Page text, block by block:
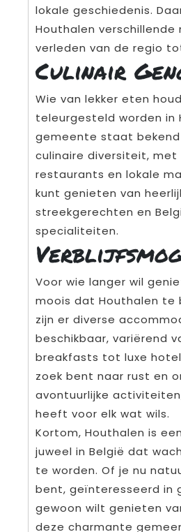
lokale geschiedenis.
Houthalen verschillende
verleden van de regio
Culinair
Wie van lekker eten
teleurgesteld worden in
gemeente staat bekend
culinaire diversiteit, met
restaurants en lokale
kunt genieten van
streekgerechten en
specialiteiten.
Voor wie langer wil
moois dat Houthalen te
zijn er diverse
beschikbaar, variërend
breakfasts tot luxe
zoek bent naar rust en
avontuurlijke
heeft voor elk wat wils.
Kortom, Houthalen is
juweel in België dat
te worden. Of je nu
bent, geïnteresseerd in
gewoon wilt genieten
deze charmante